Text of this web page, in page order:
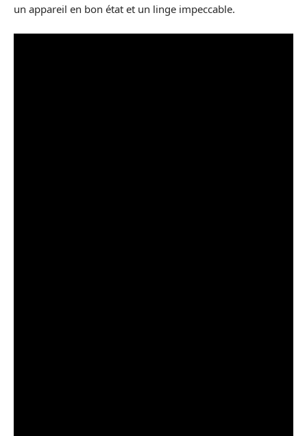
un appareil en bon état et un linge impeccable.